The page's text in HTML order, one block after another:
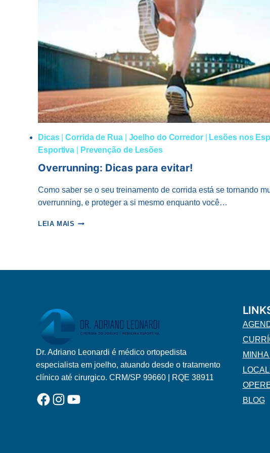
Dicas|Corrida de Rua| Joelho do Corredor| Lesões nos
Esportiva
Prevenção de Lesões
Overrunning: Dicas para evitar!
Como saber se o seu treinamento de corrida está se tornando
overrunning, e proteger a si mesmo enquanto você…
LEIA MAIS OVERRUNNING:
Logo Adriano Leonardi Horizontal Novo
Dr. Adriano Leonardi é médico ortopedista
especialista em joelho, atuando desde o tratamento
clínico até cirurgico. CRM/SP 99660 | RQE 38911
Facebook
Instagram
YouTube
BLOG